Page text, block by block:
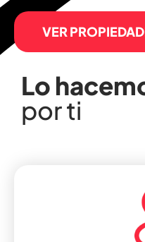
VER
Lo
por ti